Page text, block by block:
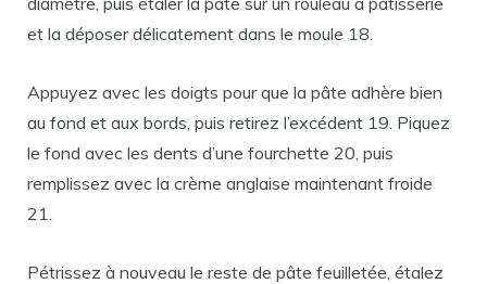
et la déposer délicatement dans le moule 18.
Appuyez avec les doigts pour que la pâte adhère bien
au fond et aux bords, puis retirez l’excédent 19. Piquez
le fond avec les dents d’une fourchette 20, puis
remplissez avec la crème anglaise maintenant froide
21.
Pétrissez à nouveau le reste de pâte feuilletée, étalez